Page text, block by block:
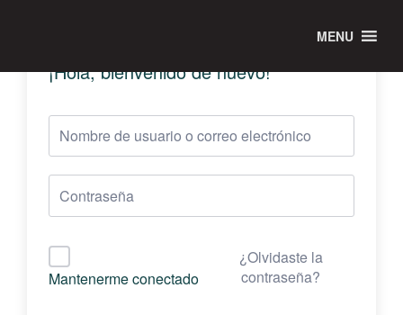
MENU
¡Hola, bienvenido de nuevo!
Mantenerme conectado
¿Olvidaste la
contraseña?